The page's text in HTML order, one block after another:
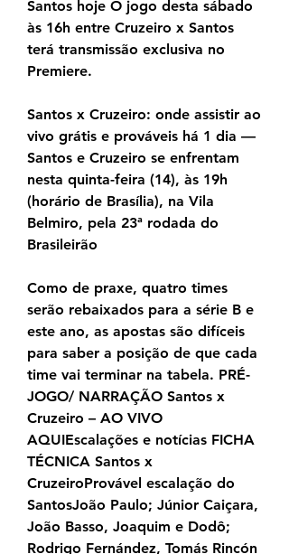
Santos hoje O jogo desta sábado
às 16h entre Cruzeiro x Santos
terá transmissão exclusiva no
Premiere.
Santos x Cruzeiro: onde assistir ao
vivo grátis e prováveis há 1 dia —
Santos e Cruzeiro se enfrentam
nesta quinta-feira (14), às 19h
(horário de Brasília), na Vila
Belmiro, pela 23ª rodada do
Brasileirão
Como de praxe, quatro times
serão rebaixados para a série B e
este ano, as apostas são difíceis
para saber a posição de que cada
time vai terminar na tabela. PRÉ-
JOGO/ NARRAÇÃO Santos x
Cruzeiro – AO VIVO
AQUIEscalações e notícias FICHA
TÉCNICA Santos x
CruzeiroProvável escalação do
SantosJoão Paulo; Júnior Caiçara,
João Basso, Joaquim e Dodô;
Rodrigo Fernández, Tomás Rincón